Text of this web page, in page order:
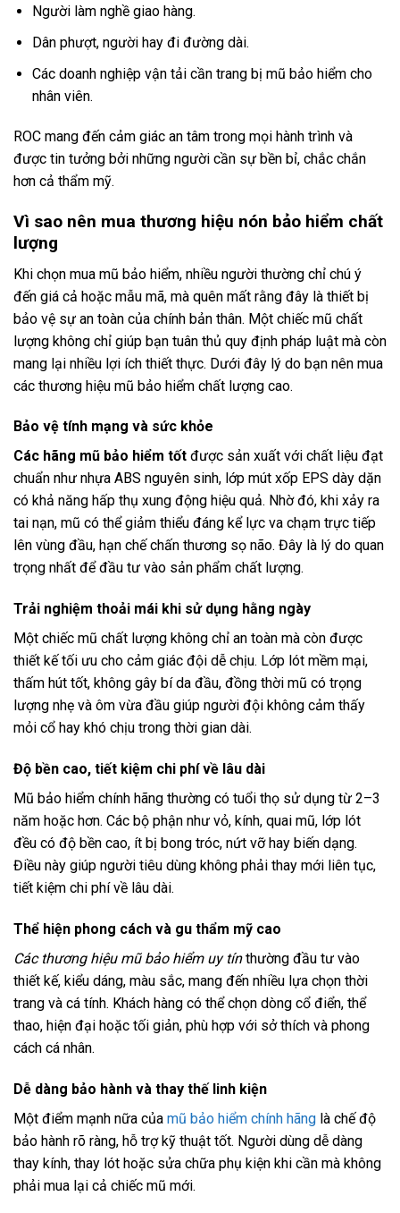
Người làm nghề giao hàng.
Dân phượt, người hay đi đường dài.
Các doanh nghiệp vận tải cần trang bị mũ bảo hiểm cho
nhân viên.
ROC mang đến cảm giác an tâm trong mọi hành trình và
được tin tưởng bởi những người cần sự bền bỉ, chắc chắn
hơn cả thẩm mỹ.
Vì sao nên mua thương hiệu nón bảo hiểm chất
lượng
Khi chọn mua mũ bảo hiểm, nhiều người thường chỉ chú ý
đến giá cả hoặc mẫu mã, mà quên mất rằng đây là thiết bị
bảo vệ sự an toàn của chính bản thân. Một chiếc mũ chất
lượng không chỉ giúp bạn tuân thủ quy định pháp luật mà còn
mang lại nhiều lợi ích thiết thực. Dưới đây lý do bạn nên mua
các thương hiệu mũ bảo hiểm chất lượng cao.
Bảo vệ tính mạng và sức khỏe
Các hãng mũ bảo hiểm tốt được sản xuất với chất liệu đạt
chuẩn như nhựa ABS nguyên sinh, lớp mút xốp EPS dày dặn
có khả năng hấp thụ xung động hiệu quả. Nhờ đó, khi xảy ra
tai nạn, mũ có thể giảm thiểu đáng kể lực va chạm trực tiếp
lên vùng đầu, hạn chế chấn thương sọ não. Đây là lý do quan
trọng nhất để đầu tư vào sản phẩm chất lượng.
Trải nghiệm thoải mái khi sử dụng hằng ngày
Một chiếc mũ chất lượng không chỉ an toàn mà còn được
thiết kế tối ưu cho cảm giác đội dễ chịu. Lớp lót mềm mại,
thấm hút tốt, không gây bí da đầu, đồng thời mũ có trọng
lượng nhẹ và ôm vừa đầu giúp người đội không cảm thấy
mỏi cổ hay khó chịu trong thời gian dài.
Độ bền cao, tiết kiệm chi phí về lâu dài
Mũ bảo hiểm chính hãng thường có tuổi thọ sử dụng từ 2–3
năm hoặc hơn. Các bộ phận như vỏ, kính, quai mũ, lớp lót
đều có độ bền cao, ít bị bong tróc, nứt vỡ hay biến dạng.
Điều này giúp người tiêu dùng không phải thay mới liên tục,
tiết kiệm chi phí về lâu dài.
Thể hiện phong cách và gu thẩm mỹ cao
Các thương hiệu mũ bảo hiểm uy tínthường đầu tư vào
thiết kế, kiểu dáng, màu sắc, mang đến nhiều lựa chọn thời
trang và cá tính. Khách hàng có thể chọn dòng cổ điển, thể
thao, hiện đại hoặc tối giản, phù hợp với sở thích và phong
cách cá nhân.
Dễ dàng bảo hành và thay thế linh kiện
Một điểm mạnh nữa của mũ bảo hiểm chính hãng là chế độ
bảo hành rõ ràng, hỗ trợ kỹ thuật tốt. Người dùng dễ dàng
thay kính, thay lót hoặc sửa chữa phụ kiện khi cần mà không
phải mua lại cả chiếc mũ mới.